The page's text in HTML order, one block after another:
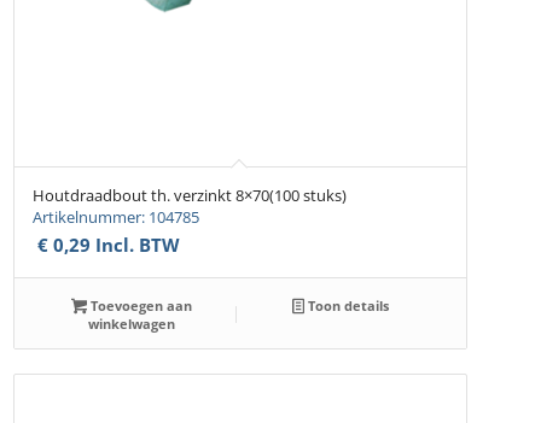
Houtdraadbout th. verzinkt 8×70(100 stuks)
Artikelnummer: 104785
€ 0,29 Incl. BTW
Toevoegen aan
winkelwagen
Toon details